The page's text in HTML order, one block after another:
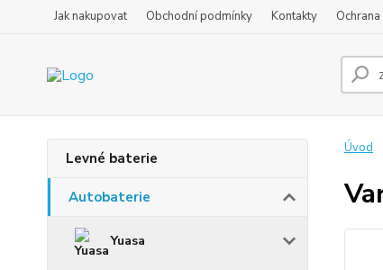
Jak nakupovat Obchodní podmínky Kontakty
Levné baterie
Autobaterie
Yuasa
Úvod